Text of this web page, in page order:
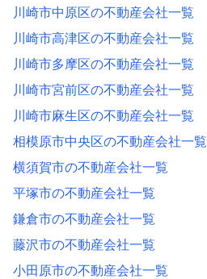
川崎市中原区の不動産会社一覧
川崎市高津区の不動産会社一覧
川崎市多摩区の不動産会社一覧
川崎市宮前区の不動産会社一覧
川崎市麻生区の不動産会社一覧
相模原市中央区の不動産会社一覧
横須賀市の不動産会社一覧
平塚市の不動産会社一覧
鎌倉市の不動産会社一覧
藤沢市の不動産会社一覧
小田原市の不動産会社一覧